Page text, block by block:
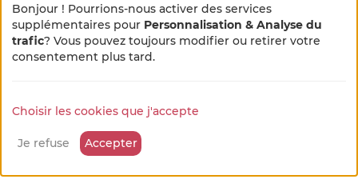
🌻 En pleine métamorphose ×
Notre site se refait une beauté !
Quelques petits ajustements sont en cours, merci
pour votre patience et votre bienveillance...
Bonjour ! Pourrions-nous activer des services
supplémentaires pour Personnalisation & Analyse du
trafic? Vous pouvez toujours modifier ou retirer votre
consentement plus tard.
Choisir les cookies que j'accepte
Je refuse Accepter